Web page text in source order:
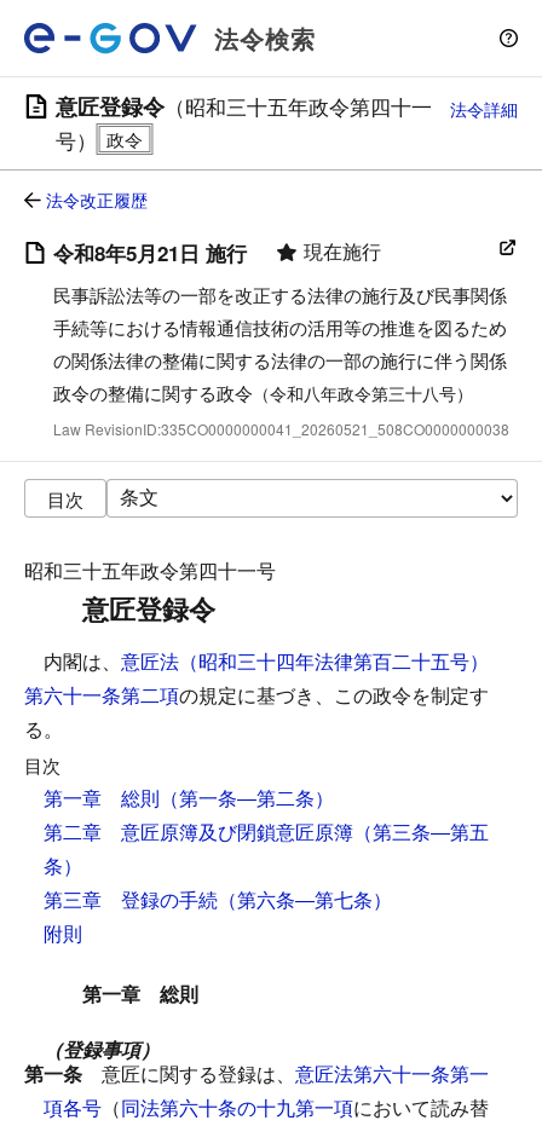
法令検索
意匠登録令（昭和三十五年政令第四十一
号）
法令詳細
法令改正履歴
令和8年5月21日 施行 現在施行
民事訴訟法等の一部を改正する法律の施行及び民事関係
手続等における情報通信技術の活用等の推進を図るため
の関係法律の整備に関する法律の一部の施行に伴う関係
政令の整備に関する政令 （令和八年政令第三十八号）
Law RevisionID:335CO0000000041_20260521_508CO0000000038
目次
昭和三十五年政令第四十一号
意匠登録令
内閣は、 意匠法（昭和三十四年法律第百二十五号）
第六十一条第二項の規定に基づき、この政令を制定す
る。
目次
第一章 総則 （第一条―第二条）
第二章 意匠原簿及び閉鎖意匠原簿 （第三条―第五
条）
第三章 登録の手続 （第六条―第七条）
附則
第一章 総則
（登録事項）
第一条 意匠に関する登録は、 意匠法第六十一条第一
項各号 （同法第六十条の十九第一項において読み替